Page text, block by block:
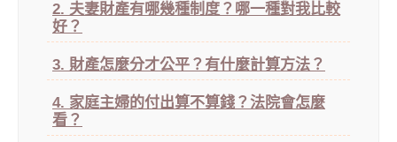
2. 夫妻財產有哪幾種制度？哪一種對我比較
好？
3. 財產怎麼分才公平？有什麼計算方法？
4. 家庭主婦的付出算不算錢？法院會怎麼
看？